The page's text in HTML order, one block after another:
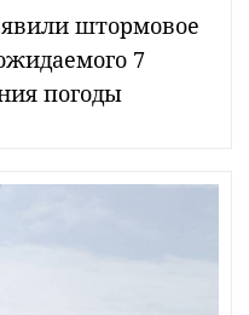
штормовое
7
погоды